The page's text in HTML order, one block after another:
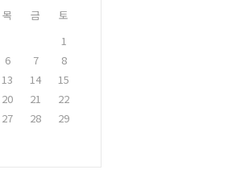
목 금
토
1
6 7
8
13 14
15
20 21
22
27 28
29